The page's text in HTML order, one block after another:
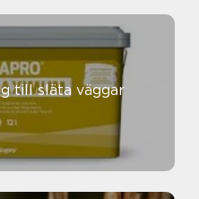
väg till släta väggar